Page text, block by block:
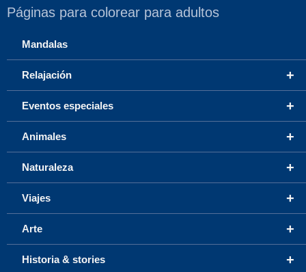
Páginas para colorear para adultos
Mandalas
+
Relajación
+
Eventos especiales
+
Animales
+
Naturaleza
+
Viajes
+
Arte
+
Historia & stories